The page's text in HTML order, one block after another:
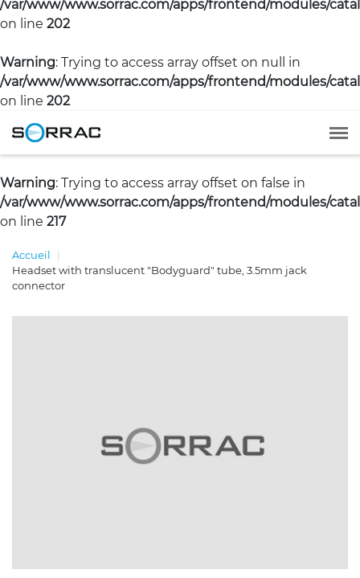
/var/www/www.sorrac.com/apps/frontend/modules/
on line 202
Warning: Trying to access array offset on null in
/var/www/www.sorrac.com/apps/frontend/modules/
on line 202
Warning: Trying to access array offset on false in
/var/www/www.sorrac.com/apps/frontend/modules/
on line 217
Accueil
Headset with translucent "Bodyguard" tube, 3.5mm jack
connector